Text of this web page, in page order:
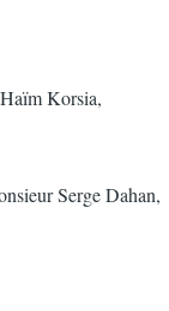
Korsia,
Serge Dahan,